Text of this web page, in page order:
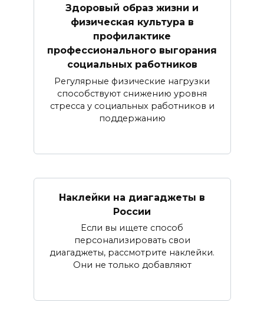
Здоровый образ жизни и
физическая культура в
профилактике
профессионального выгорания
социальных работников
Регулярные физические нагрузки
способствуют снижению уровня
стресса у социальных работников и
поддержанию
Наклейки на диагаджеты в
России
Если вы ищете способ
персонализировать свои
диагаджеты, рассмотрите наклейки.
Они не только добавляют